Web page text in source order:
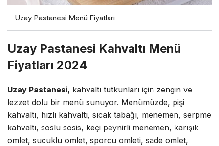
Uzay Pastanesi Menü Fiyatları
Uzay Pastanesi Kahvaltı Menü
Fiyatları 2024
Uzay Pastanesi, kahvaltı tutkunları için zengin ve
lezzet dolu bir menü sunuyor. Menümüzde, pişi
kahvaltı, hızlı kahvaltı, sıcak tabağı, menemen, serpme
kahvaltı, soslu sosis, keçi peynirli menemen, karışık
omlet, sucuklu omlet, sporcu omleti, sade omlet,